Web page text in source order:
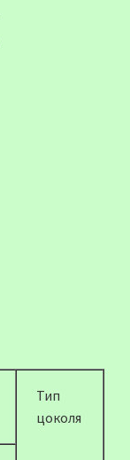
Тип
цоколя